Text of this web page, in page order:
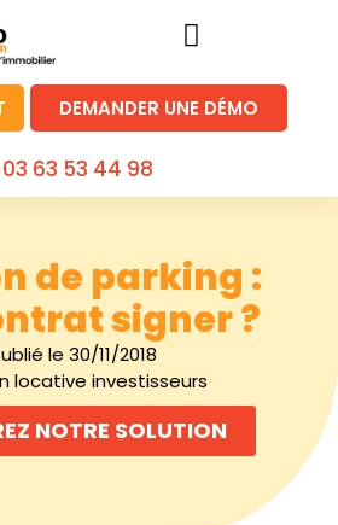
DEMANDER UNE DÉMO
03 63 53 44 98
de parking :
signer ?
le 30/11/2018
locative investisseurs
NOTRE SOLUTION